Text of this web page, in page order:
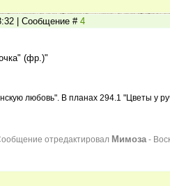
| Сообщение # 4
(фр.)"
любовь". В планах 294.1 "Цветы у
отредактировал Мимоза -